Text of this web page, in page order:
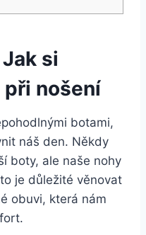
si
‍nošení
botami,
náš den. Někdy
boty, ale naše nohy
je důležité‌ věnovat
obuvi, která ‍nám